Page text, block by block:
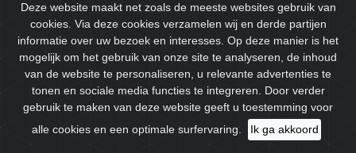
© 2026Alleveilingen.Alle rechten voorbehouden.
Deze website maakt net zoals de meeste websites gebruik van
cookies. Via deze cookies verzamelen wij en derde partijen
informatie over uw bezoek en interesses. Op deze manier is het
mogelijk om het gebruik van onze site te analyseren, de inhoud
van de website te personaliseren, u relevante advertenties te
tonen en sociale media functies te integreren. Door verder
gebruik te maken van deze website geeft u toestemming voor
alle cookies en een optimale surfervaring.
Ik ga akkoord